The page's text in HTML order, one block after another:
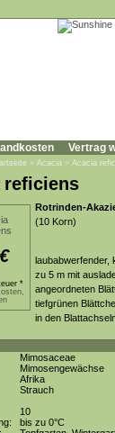
Vertrag
» Acacia » Acacia
reficiens
€
*
Rotrinden-
(10 Korn)
laubabwerfender,
zu 5 m mit
angeordneten
tiefgrünen
in den
Mimosaceae
Mimosengewächse
Afrika
Strauch
10
bis zu 0°C